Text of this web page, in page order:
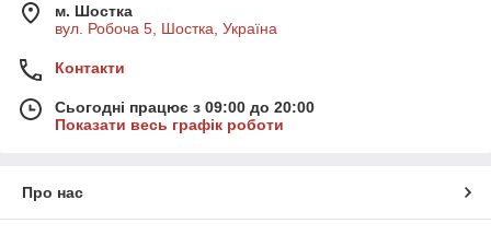
м. Шостка
вул. Робоча 5, Шостка, Україна
Контакти
Сьогодні працює з 09:00 до 20:00
Показати весь графік роботи
Про нас